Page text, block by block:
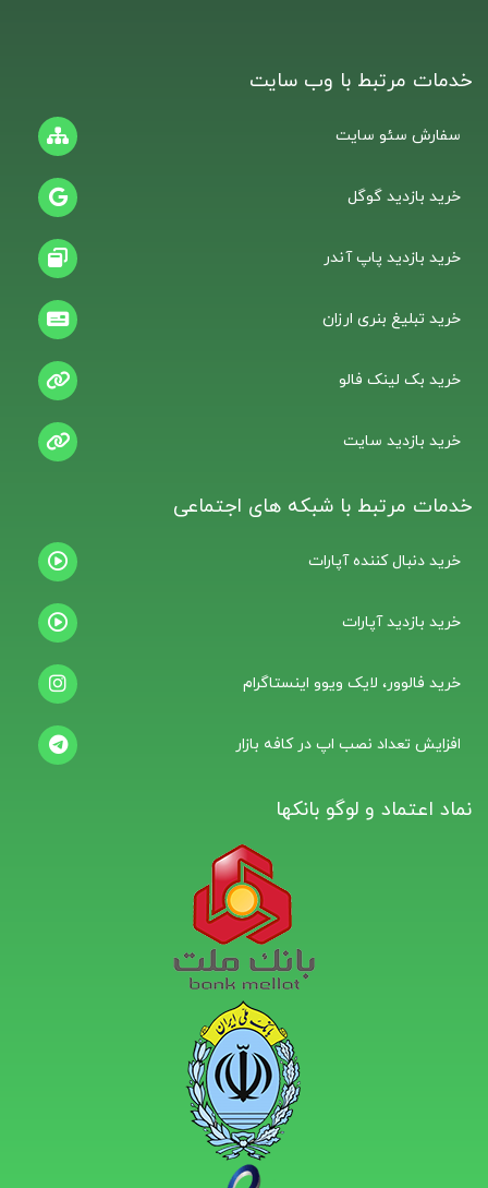
خدمات مرتبط با وب سایت
سفارش سئو سایت
خرید بازدید گوگل
خرید بازدید پاپ آندر
خرید تبلیغ بنری ارزان
خرید بک لینک فالو
خرید بازدید سایت
خدمات مرتبط با شبکه های اجتماعی
خرید دنبال کننده آپارات
خرید بازدید آپارات
خرید فالوور، لایک ویوو اینستاگرام
افزایش تعداد نصب اپ در کافه بازار
نماد اعتماد و لوگو بانکها